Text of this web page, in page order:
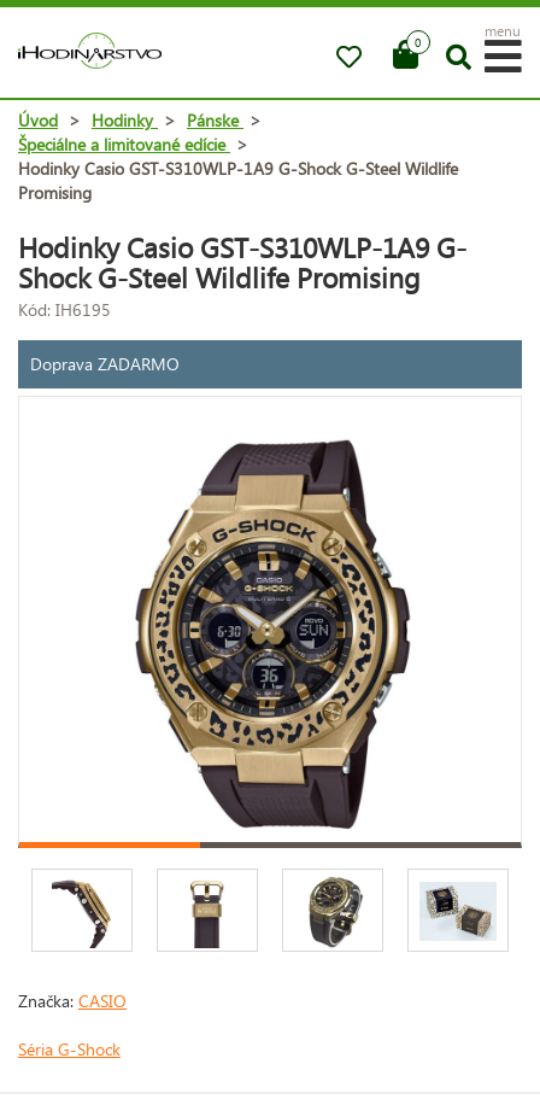
0
menu
Úvod > Hodinky > Pánske >
Špeciálne a limitované edície >
Hodinky Casio GST-S310WLP-1A9 G-Shock G-Steel Wildlife
Promising
Hodinky Casio GST-S310WLP-1A9 G-
Shock G-Steel Wildlife Promising
Kód: IH6195
Doprava ZADARMO
Značka: CASIO
Séria G-Shock